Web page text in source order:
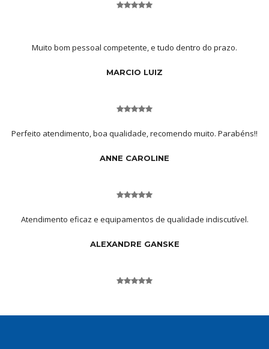
Muito bom pessoal competente, e tudo dentro do prazo.
MARCIO LUIZ
Perfeito atendimento, boa qualidade, recomendo muito. Parabéns!!
ANNE CAROLINE
Atendimento eficaz e equipamentos de qualidade indiscutível.
ALEXANDRE GANSKE